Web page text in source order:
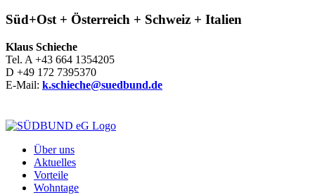
Süd+Ost + Österreich + Schweiz + Italien
Klaus Schieche
Tel. A +43 664 1354205
D +49 172 7395370
E-Mail: k.schieche@suedbund.de
Über uns
Aktuelles
Vorteile
Wohntage